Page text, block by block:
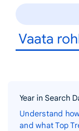
Vaata
Year in Search
Understand
and what Top